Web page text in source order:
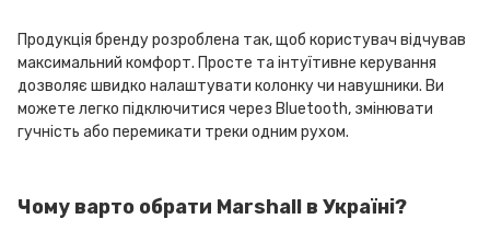
Продукція бренду розроблена так, щоб користувач відчував
максимальний комфорт. Просте та інтуїтивне керування
дозволяє швидко налаштувати колонку чи навушники. Ви
можете легко підключитися через Bluetooth, змінювати
гучність або перемикати треки одним рухом.
Чому варто обрати Marshall в Україні?